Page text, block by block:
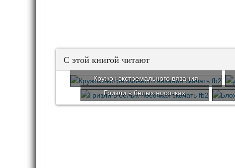
С этой книгой читают
Кружок экстремального вязания
Гризли в белых носочках